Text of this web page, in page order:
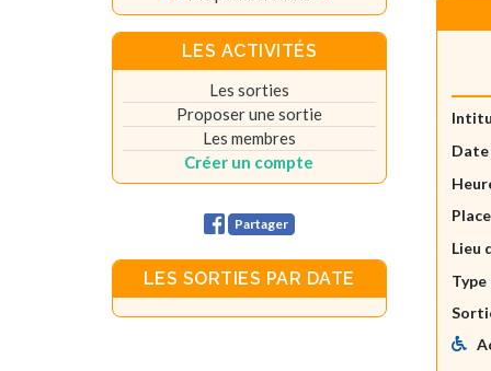
Date
Lieu
LES ACTIVITÉS
Les sorties
Proposer une sortie
Les membres
Créer un compte
Partager
LES SORTIES PAR DATE